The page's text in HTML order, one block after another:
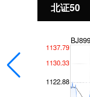
北证50